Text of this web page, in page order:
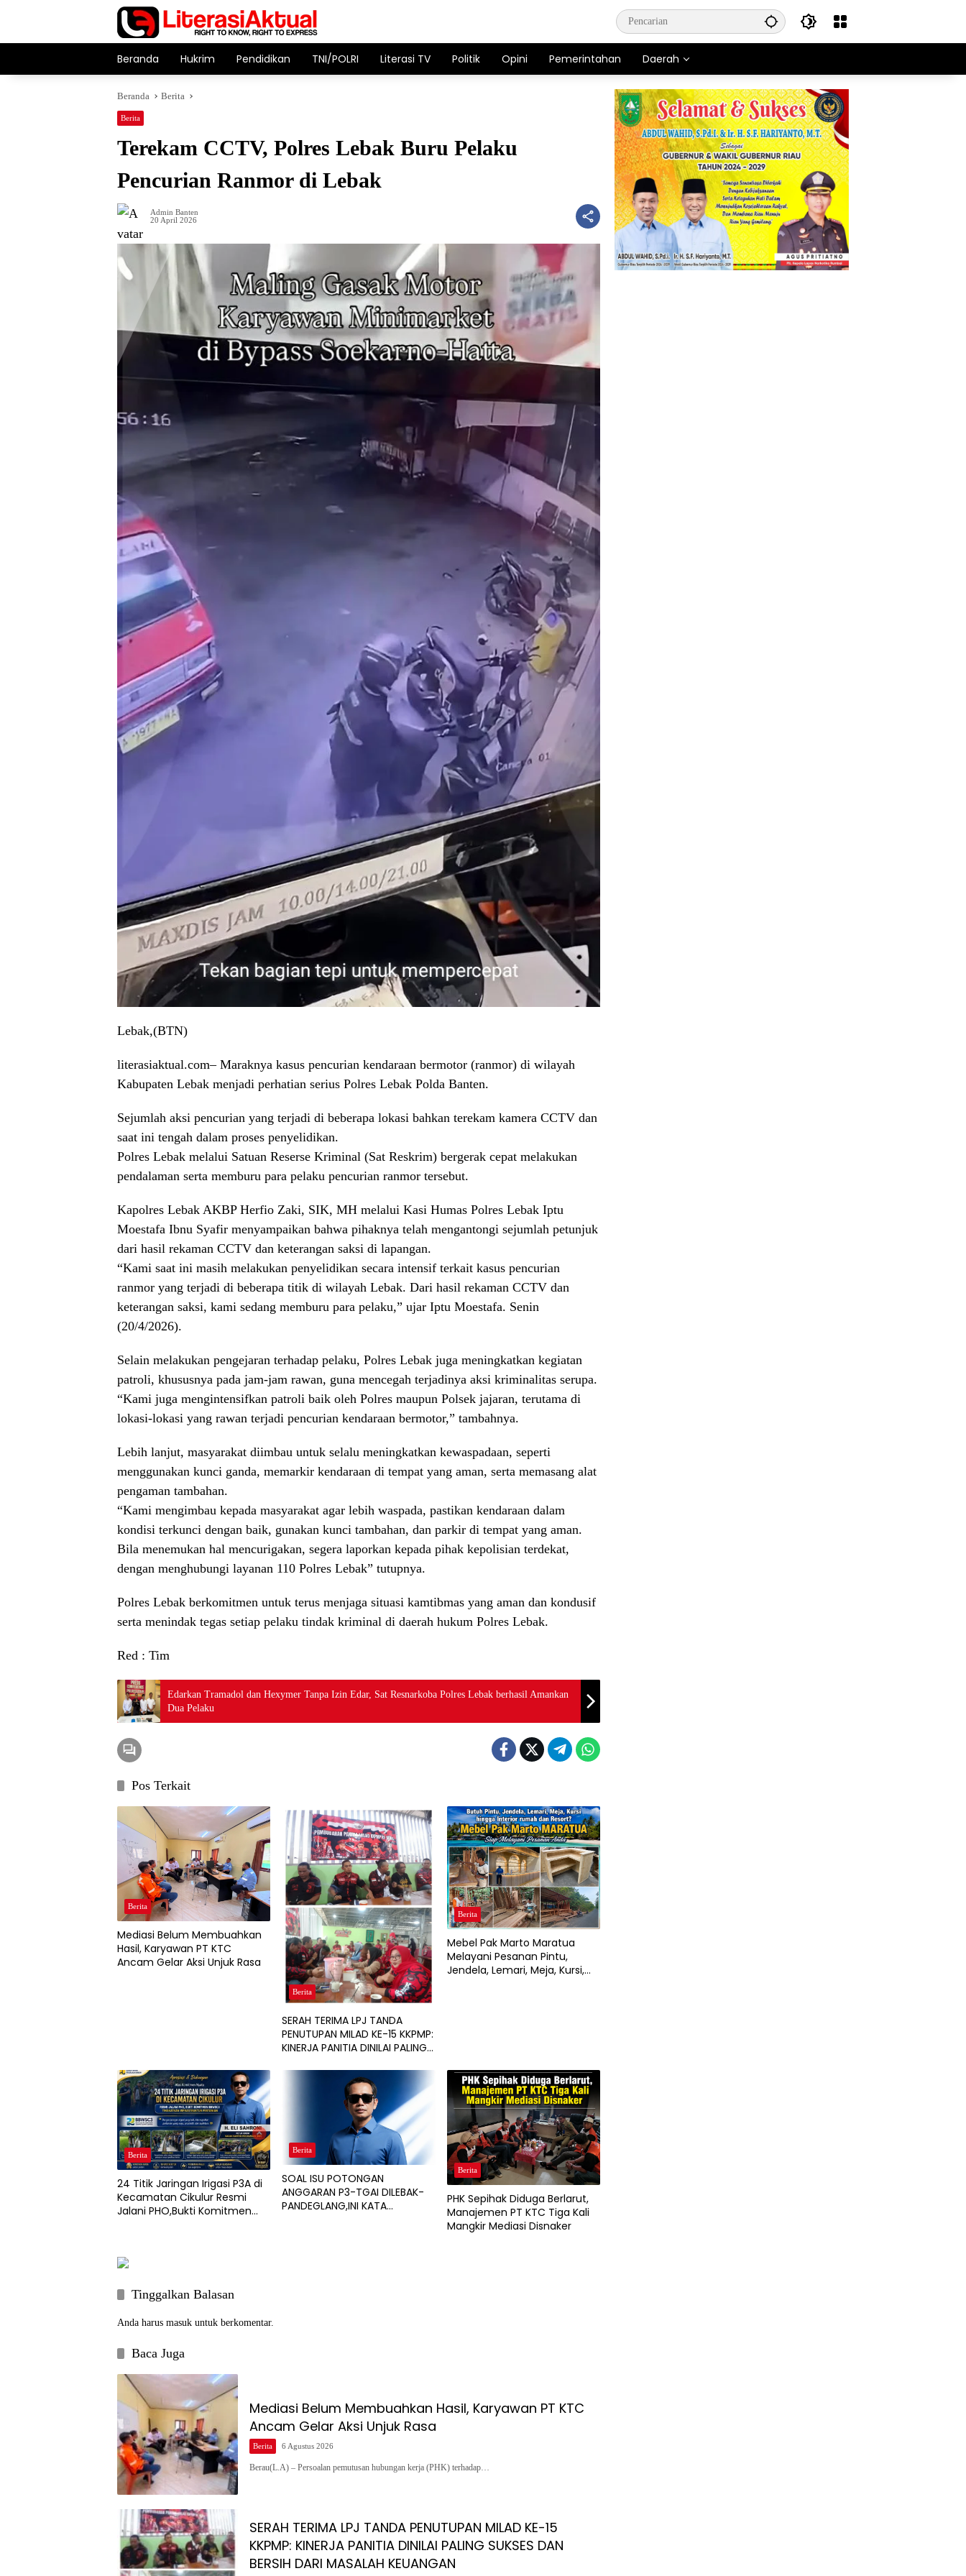
Beranda Hukrim Pendidikan TNI/POLRI Literasi TV Politik Opini Pemerintahan Daerah
Beranda Berita
Berita
Terekam CCTV, Polres Lebak Buru Pelaku
Pencurian Ranmor di Lebak
Admin Banten
20 April 2026
Lebak,(BTN)
literasiaktual.com– Maraknya kasus pencurian kendaraan bermotor (ranmor) di wilayah
Kabupaten Lebak menjadi perhatian serius Polres Lebak Polda Banten.
Sejumlah aksi pencurian yang terjadi di beberapa lokasi bahkan terekam kamera CCTV dan
saat ini tengah dalam proses penyelidikan.
Polres Lebak melalui Satuan Reserse Kriminal (Sat Reskrim) bergerak cepat melakukan
pendalaman serta memburu para pelaku pencurian ranmor tersebut.
Kapolres Lebak AKBP Herfio Zaki, SIK, MH melalui Kasi Humas Polres Lebak Iptu
Moestafa Ibnu Syafir menyampaikan bahwa pihaknya telah mengantongi sejumlah petunjuk
dari hasil rekaman CCTV dan keterangan saksi di lapangan.
“Kami saat ini masih melakukan penyelidikan secara intensif terkait kasus pencurian
ranmor yang terjadi di beberapa titik di wilayah Lebak. Dari hasil rekaman CCTV dan
keterangan saksi, kami sedang memburu para pelaku,” ujar Iptu Moestafa. Senin
(20/4/2026).
Selain melakukan pengejaran terhadap pelaku, Polres Lebak juga meningkatkan kegiatan
patroli, khususnya pada jam-jam rawan, guna mencegah terjadinya aksi kriminalitas serupa.
“Kami juga mengintensifkan patroli baik oleh Polres maupun Polsek jajaran, terutama di
lokasi-lokasi yang rawan terjadi pencurian kendaraan bermotor,” tambahnya.
Lebih lanjut, masyarakat diimbau untuk selalu meningkatkan kewaspadaan, seperti
menggunakan kunci ganda, memarkir kendaraan di tempat yang aman, serta memasang alat
pengaman tambahan.
“Kami mengimbau kepada masyarakat agar lebih waspada, pastikan kendaraan dalam
kondisi terkunci dengan baik, gunakan kunci tambahan, dan parkir di tempat yang aman.
Bila menemukan hal mencurigakan, segera laporkan kepada pihak kepolisian terdekat,
dengan menghubungi layanan 110 Polres Lebak” tutupnya.
Polres Lebak berkomitmen untuk terus menjaga situasi kamtibmas yang aman dan kondusif
serta menindak tegas setiap pelaku tindak kriminal di daerah hukum Polres Lebak.
Red : Tim
Edarkan Tramadol dan Hexymer Tanpa Izin Edar, Sat Resnarkoba Polres Lebak berhasil Amankan
Dua Pelaku
Pos Terkait
Berita
Mediasi Belum Membuahkan
Hasil, Karyawan PT KTC
Ancam Gelar Aksi Unjuk Rasa
Berita
SERAH TERIMA LPJ TANDA
PENUTUPAN MILAD KE-15 KKPMP:
KINERJA PANITIA DINILAI PALING
MASALAH KEUANGAN
Berita
Mebel Pak Marto Maratua
Melayani Pesanan Pintu,
Jendela, Lemari, Meja, Kursi,
Berita
24 Titik Jaringan Irigasi P3A di
Kecamatan Cikulur Resmi
Jalani PHO,Bukti Komitmen
Berita
SOAL ISU POTONGAN
ANGGARAN P3-TGAI DILEBAK-
PANDEGLANG,INI KATA
Berita
PHK Sepihak Diduga Berlarut,
Manajemen PT KTC Tiga Kali
Mangkir Mediasi Disnaker
Tinggalkan Balasan
Anda harus masuk untuk berkomentar.
Baca Juga
Mediasi Belum Membuahkan Hasil, Karyawan PT KTC
Ancam Gelar Aksi Unjuk Rasa
Berita 6 Agustus 2026
Berau(L.A) – Persoalan pemutusan hubungan kerja (PHK) terhadap…
SERAH TERIMA LPJ TANDA PENUTUPAN MILAD KE-15
KKPMP: KINERJA PANITIA DINILAI PALING SUKSES DAN
BERSIH DARI MASALAH KEUANGAN